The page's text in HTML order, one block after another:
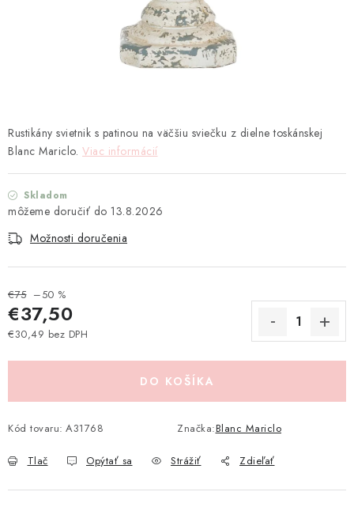
BLANC MARICLO´
VŠETKY PRODUKTY
ZNAČKY
Ako nakupovať
Podmienky ochrany osobných údajov
Návod na údržbu nábytku
Reklamačný poriadok
Rustikány svietnik s patinou na väčšiu sviečku z dielne toskánskej
Blanc Mariclo. Viac informácií
Skladom
13.8.2026
Možnosti doručenia
€75 –50 %
€37,50
€30,49 bez DPH
DO KOŠÍKA
Kód tovaru: A31768 Značka:Blanc Mariclo
Tlač Opýtať sa Strážiť Zdieľať